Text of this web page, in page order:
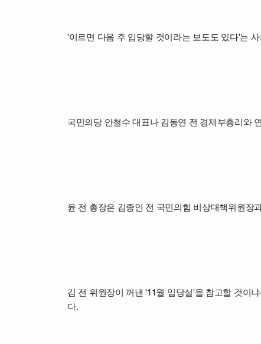
'이르면 다음 주 입당할 것이라는 보도도 있다'는
국민의당 안철수 대표나 김동연 전 경제부총리와
윤 전 총장은 김종인 전 국민의힘 비상대책위원장
김 전 위원장이 꺼낸 '11월 입당설'을 참고할 것이
다.